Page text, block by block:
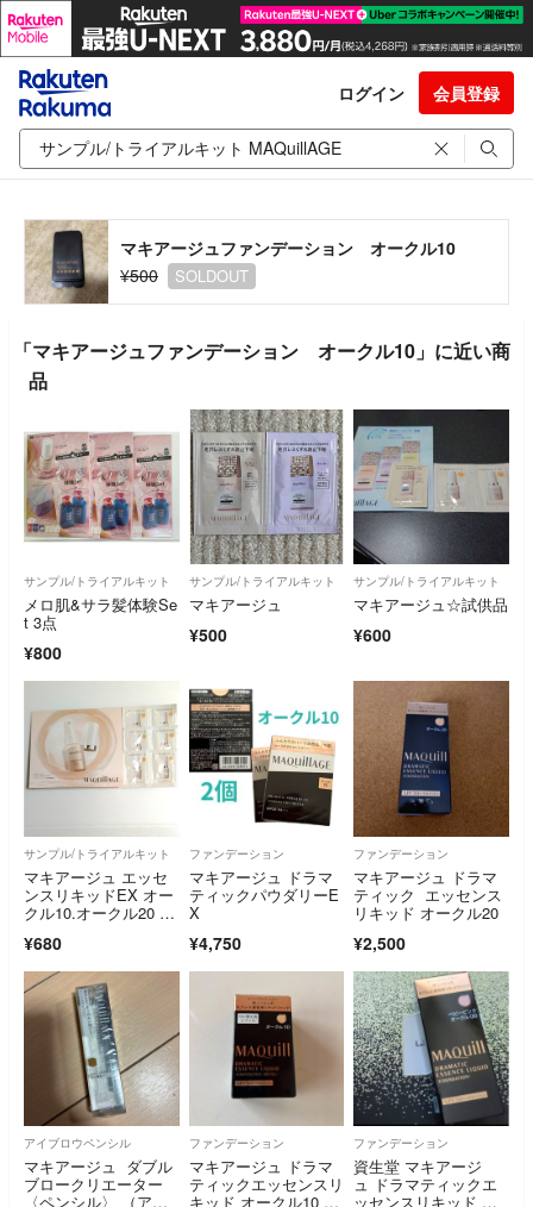
ログイン 会員登録
マキアージュファンデーション オークル10
¥500
SOLDOUT
「マキアージュファンデーション オークル10」に近い商
品
サンプル/トライアルキット
メロ肌&サラ髪体験Se
t 3点
¥800
サンプル/トライアルキット
マキアージュ
¥500
サンプル/トライアルキット
マキアージュ☆試供品
¥600
サンプル/トライアルキット
マキアージュ エッセ
ンスリキッドEX オー
クル10.オークル20 6
¥680
ファンデーション
マキアージュ ドラマ
ティックパウダリーE
X
¥4,750
ファンデーション
マキアージュ ドラマ
ティック エッセンス
リキッド オークル20
¥2,500
アイブロウペンシル
マキアージュ ダブル
ブロークリエーター
〈ペンシル〉 （アイ
ファンデーション
マキアージュ ドラマ
ティックエッセンスリ
キッド オークル10 レ
ファンデーション
資生堂 マキアージ
ュ ドラマティックエ
ッセンスリキッド ベ